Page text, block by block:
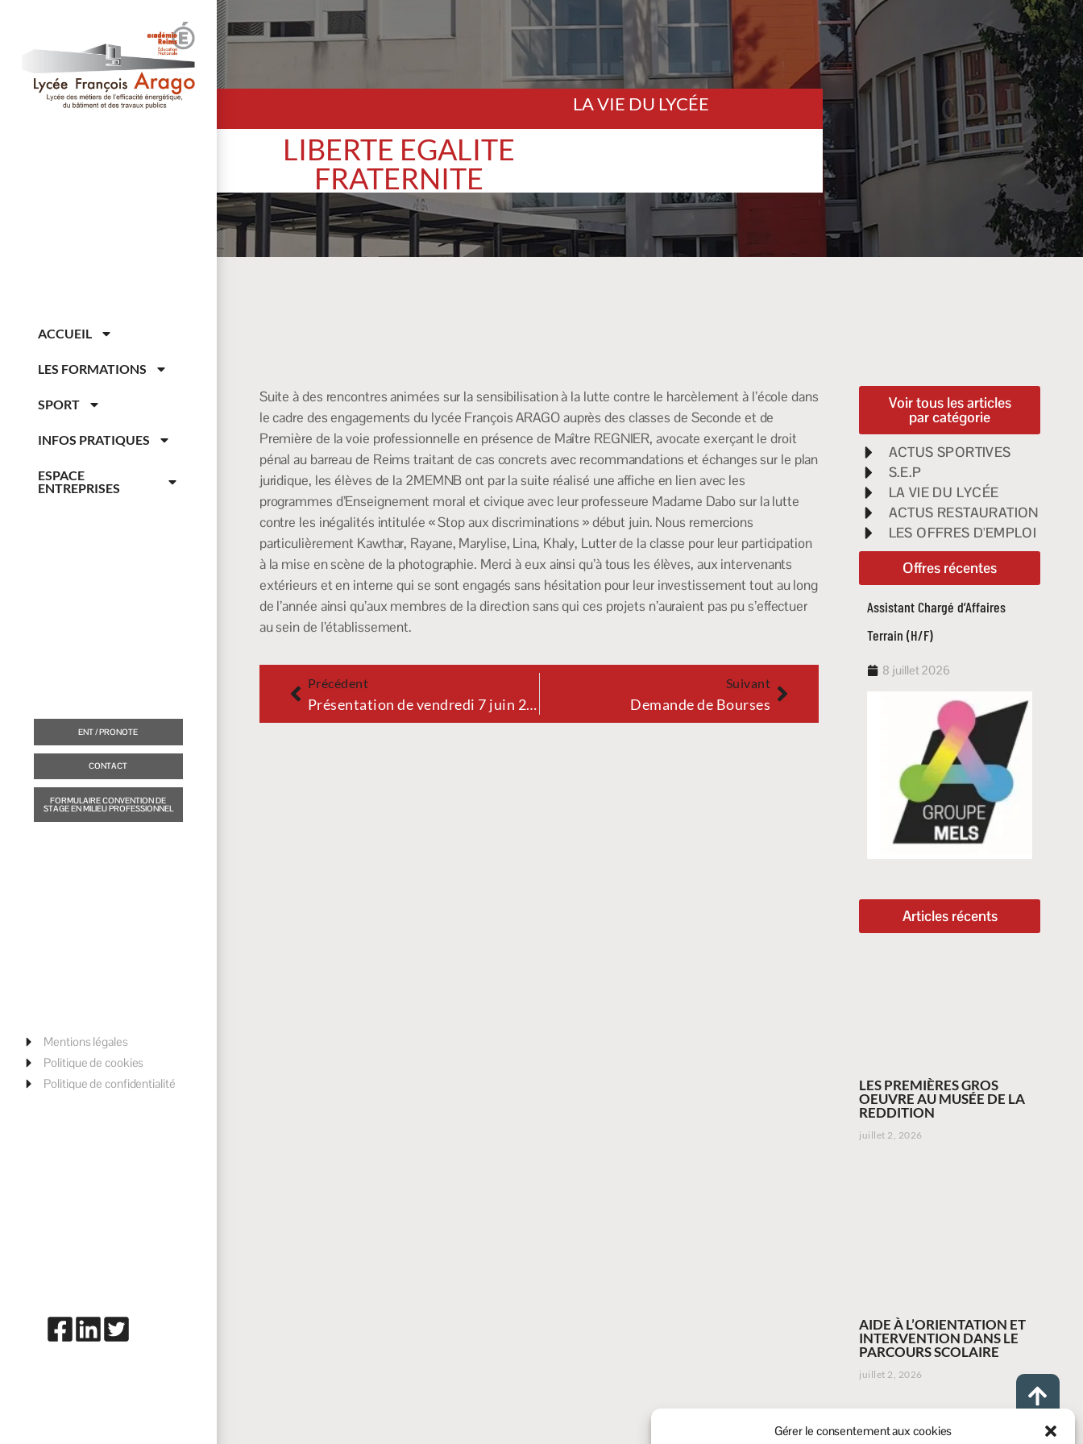
Gérer le consentement aux cookies
ACCUEIL
LES FORMATIONS
SPORT
INFOS PRATIQUES
ESPACE
ENTREPRISES
ENT / PRONOTE
CONTACT
FORMULAIRE CONVENTION DE
STAGE EN MILIEU PROFESSIONNEL
Mentions légales
Politique de cookies
Politique de confidentialité
LA VIE DU LYCÉE
LIBERTE EGALITE
FRATERNITE
Suite à des rencontres animées sur la sensibilisation à la lutte contre le harcèlement à l’école dans
le cadre des engagements du lycée François ARAGO auprès des classes de Seconde et de
Première de la voie professionnelle en présence de Maître REGNIER, avocate exerçant le droit
pénal au barreau de Reims traitant de cas concrets avec recommandations et échanges sur le plan
juridique, les élèves de la 2MEMNB ont par la suite réalisé une affiche en lien avec les
programmes d’Enseignement moral et civique avec leur professeure Madame Dabo sur la lutte
contre les inégalités intitulée « Stop aux discriminations » début juin. Nous remercions
particulièrement Kawthar, Rayane, Marylise, Lina, Khaly, Lutter de la classe pour leur participation
à la mise en scène de la photographie. Merci à eux ainsi qu’à tous les élèves, aux intervenants
extérieurs et en interne qui se sont engagés sans hésitation pour leur investissement tout au long
de l’année ainsi qu’aux membres de la direction sans qui ces projets n’auraient pas pu s’effectuer
au sein de l’établissement.
Précédent
Présentation de vendredi 7 juin 2024 au lycée Arago
Suivant
Demande de Bourses
Voir tous les articles
par catégorie
ACTUS SPORTIVES
S.E.P
LA VIE DU LYCÉE
ACTUS RESTAURATION
LES OFFRES D'EMPLOI
Offres récentes
Assistant Chargé d’Affaires
Terrain (H/F)
8 juillet 2026
Articles récents
LES PREMIÈRES GROS
OEUVRE AU MUSÉE DE LA
REDDITION
juillet 2, 2026
AIDE À L’ORIENTATION ET
INTERVENTION DANS LE
PARCOURS SCOLAIRE
juillet 2, 2026